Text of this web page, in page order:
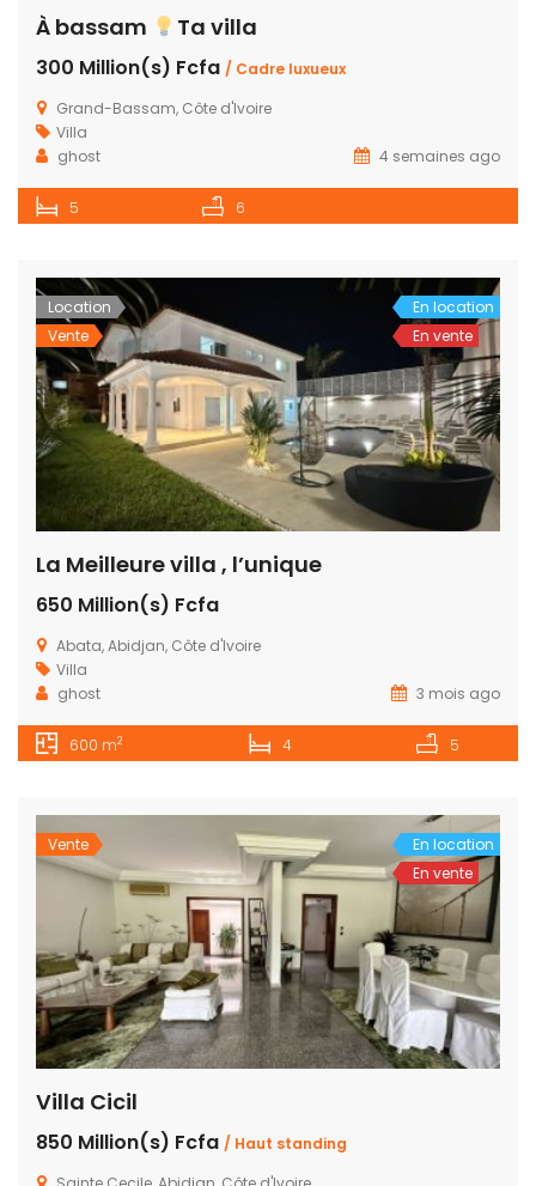
À bassam Ta villa
300 Million(s) Fcfa / Cadre luxueux
Grand-Bassam, Côte d'Ivoire
Villa
ghost
4 semaines ago
5 6
Location
Vente
En location
En vente
La Meilleure villa , l’unique
650 Million(s) Fcfa
Abata, Abidjan, Côte d'Ivoire
Villa
ghost
3 mois ago
600 m2 4 5
Vente
En location
En vente
Villa Cicil
850 Million(s) Fcfa / Haut standing